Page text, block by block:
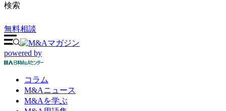
検索
無料相談
powered by
コラム
M&Aニュース
M&Aを学ぶ